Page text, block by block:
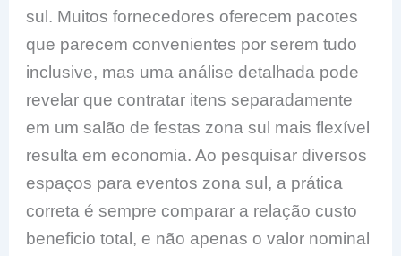
sul. Muitos fornecedores oferecem pacotes
que parecem convenientes por serem tudo
inclusive, mas uma análise detalhada pode
revelar que contratar itens separadamente
em um salão de festas zona sul mais flexível
resulta em economia. Ao pesquisar diversos
espaços para eventos zona sul, a prática
correta é sempre comparar a relação custo
beneficio total, e não apenas o valor nominal